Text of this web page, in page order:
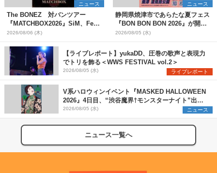
ニュース
The BONEZ 対バンツアー
『MATCHBOX2026』SiM、Fear,
and Loathing in Las Vegasら対
バンアーティストを一斉解禁
2026/08/06 (木)
ニュース
静岡県焼津市であらたな夏フェス
『BON BON BON 2026』が開
催 音楽ライブ×盆踊り×DJ×屋台
グルメ×ランタンナイトで彩る2日
間
2026/08/05 (水)
【ライブレポート】yukaDD、圧巻の歌声と表現力
でトリを飾る＜WWS FESTIVAL vol.2＞
2026/08/05 (水) ライブレポート
V系ハロウィンイベント『MASKED HALLOWEEN
2026』4日目、“渋谷魔界†モンスターナイト”出演6
組を発表
2026/08/05 (水) ニュース
ニュース一覧へ